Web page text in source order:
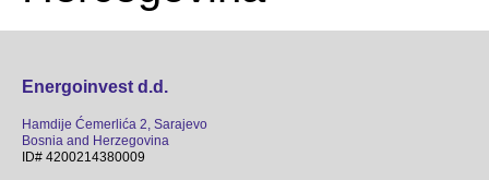
Energoinvest d.d.
Hamdije Ćemerlića 2, Sarajevo
Bosnia and Herzegovina
ID# 4200214380009